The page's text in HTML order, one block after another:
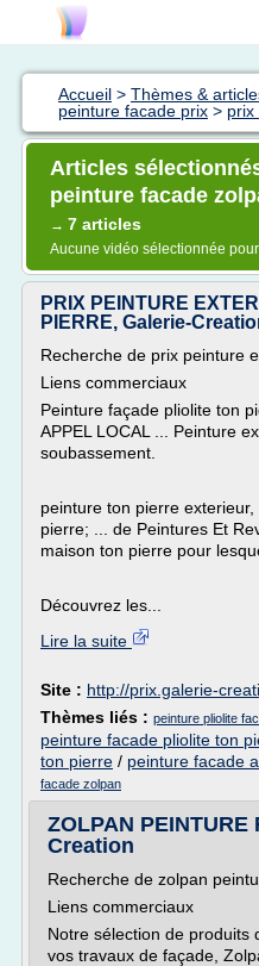
Accueil > Thèmes &
peinture facade prix > prix
Articles
peinture facade
→ 7 articles
Aucune vidéo sélectionnée
PRIX PEINTURE
PIERRE, Galerie-
Recherche de prix peinture
Liens commerciaux
Peinture façade pliolite ton
APPEL LOCAL ... Peinture
soubassement.
peinture ton pierre
pierre; ... de Peintures Et
maison ton pierre pour
Découvrez les...
Lire la suite
Site : http://prix.galerie-
Thèmes liés : peinture pliolite
peinture facade pliolite ton
ton pierre / peinture facade
facade zolpan
ZOLPAN PEINTURE
Creation
Recherche de zolpan
Liens commerciaux
Notre sélection de produits
vos travaux de façade,